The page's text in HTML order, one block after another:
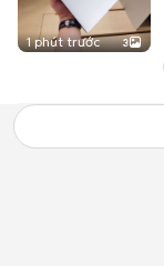
1 phút trước 3